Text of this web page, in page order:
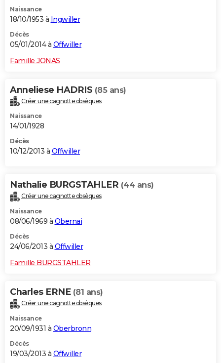
Naissance
18/10/1953 à Ingwiller
Décès
05/01/2014 à Offwiller
Famille JONAS
Anneliese HADRIS (85 ans)
Créer une cagnotte obsèques
Naissance
14/01/1928
Décès
10/12/2013 à Offwiller
Nathalie BURGSTAHLER (44 ans)
Créer une cagnotte obsèques
Naissance
08/06/1969 à Obernai
Décès
24/06/2013 à Offwiller
Famille BURGSTAHLER
Charles ERNE (81 ans)
Créer une cagnotte obsèques
Naissance
20/09/1931 à Oberbronn
Décès
19/03/2013 à Offwiller